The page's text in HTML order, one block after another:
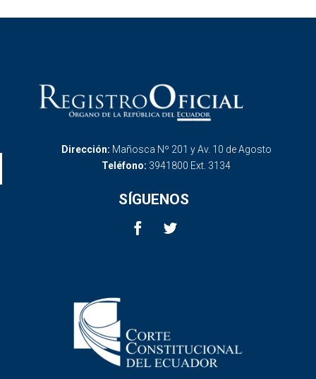
Dirección: Mañosca Nº 201 y Av. 10 de Agosto
Teléfono: 3941800 Ext. 3134
SÍGUENOS